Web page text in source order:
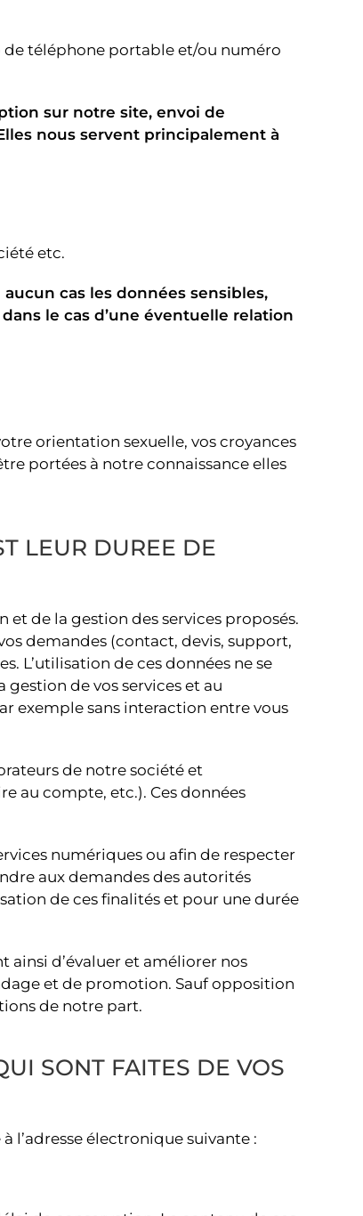
de téléphone portable et/ou numéro
sur notre site, envoi de
nous servent principalement à
etc.
cas les données sensibles,
le cas d’une éventuelle relation
orientation sexuelle, vos croyances
portées à notre connaissance elles
LEUR DUREE DE
de la gestion des services proposés.
demandes (contact, devis, support,
L’utilisation de ces données ne se
gestion de vos services et au
exemple sans interaction entre vous
de notre société et
au compte, etc.). Ces données
numériques ou afin de respecter
aux demandes des autorités
de ces finalités et pour une durée
ainsi d’évaluer et améliorer nos
et de promotion. Sauf opposition
de notre part.
SONT FAITES DE VOS
électronique suivante :